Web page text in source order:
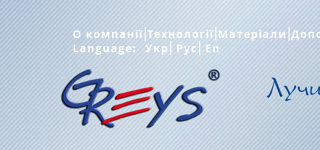
О компанії Технології Матеріали
Language: Укр Рус En